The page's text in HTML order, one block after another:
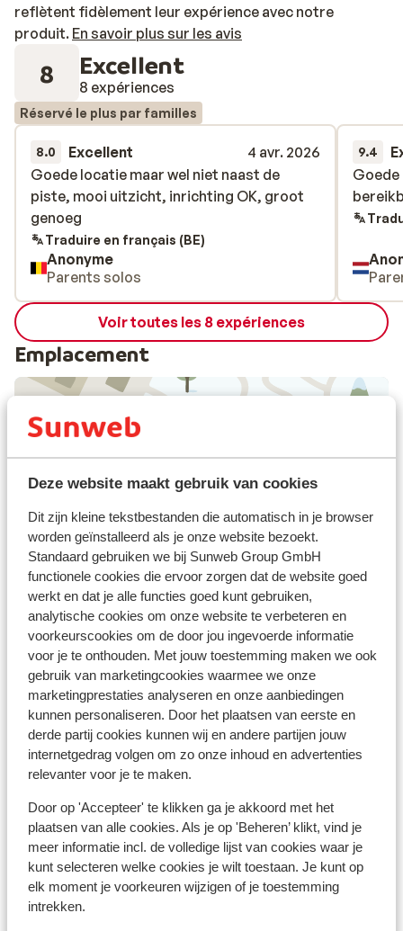
Deze website maakt gebruik van cookies
Dit zijn kleine tekstbestanden die automatisch in je browser
worden geïnstalleerd als je onze website bezoekt.
Standaard gebruiken we bij Sunweb Group GmbH
functionele cookies die ervoor zorgen dat de website goed
werkt en dat je alle functies goed kunt gebruiken,
analytische cookies om onze website te verbeteren en
voorkeurscookies om de door jou ingevoerde informatie
voor je te onthouden. Met jouw toestemming maken we ook
gebruik van marketingcookies waarmee we onze
marketingprestaties analyseren en onze aanbiedingen
kunnen personaliseren. Door het plaatsen van eerste en
derde partij cookies kunnen wij en andere partijen jouw
internetgedrag volgen om zo onze inhoud en advertenties
relevanter voor je te maken.
Door op 'Accepteer' te klikken ga je akkoord met het
plaatsen van alle cookies. Als je op 'Beheren’ klikt, vind je
meer informatie incl. de volledige lijst van cookies waar je
kunt selecteren welke cookies je wilt toestaan. Je kunt op
elk moment je voorkeuren wijzigen of je toestemming
intrekken.
reflètent fidèlement leur expérience avec notre
produit. En savoir plus sur les avis
8 Excellent
8 expériences
Réservé le plus par familles
8.0 Excellent
4 avr. 2026
Goede locatie maar wel niet naast de
piste, mooi uitzicht, inrichting OK, groot
genoeg
Goede locatie maar wel niet naast de
piste, mooi uitzicht, inrichting OK, groot
genoeg
Traduire en français (BE)
Anonyme
Parents solos
9.4
Voir toutes les 8 expériences
Emplacement
Afficher sur la carte
À proximité
Distance du centre-ville: environ 150 mètres
Distance jusqu'aux pistes de ski environ 500
mètres
Distance jusqu'aux remontées mécaniques
environ 150 mètres
Forfait, cours et matériel de ski
Forfait
Cours
Matériel